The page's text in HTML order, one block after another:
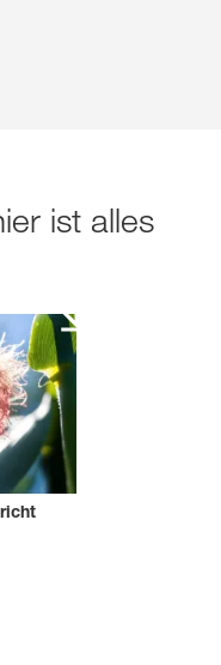
ist alles